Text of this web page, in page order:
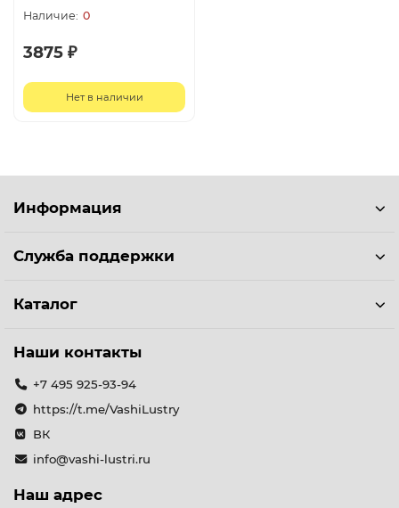
0
3875 ₽
Нет в наличии
Информация
Служба поддержки
Каталог
Наши контакты
+7 495 925-93-94
https://t.me/VashiLustry
ВК
info@vashi-lustri.ru
Наш адрес